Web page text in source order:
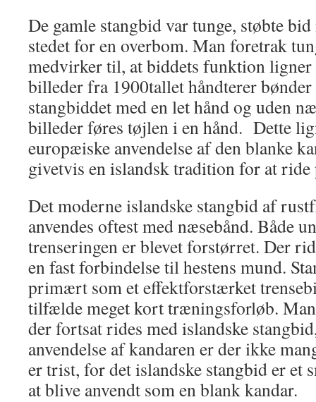
De gamle stangbid var tunge, støbte
stedet for en overbom. Man foretrak
medvirker til, at biddets funktion ligner
billeder fra 1900tallet håndterer
stangbiddet med en let hånd og uden
billeder føres tøjlen i en hånd. Dette
europæiske anvendelse af den blanke
givetvis en islandsk tradition for at ride
Det moderne islandske stangbid af
anvendes oftest med næsebånd. Både
trenseringen er blevet forstørret. Der
en fast forbindelse til hestens mund.
primært som et effektforstærket
tilfælde meget kort træningsforløb. Man
der fortsat rides med islandske
anvendelse af kandaren er der ikke
er trist, for det islandske stangbid er et
at blive anvendt som en blank kandar.